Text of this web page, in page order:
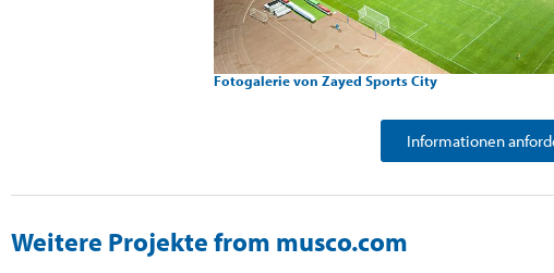
Fotogalerie von Zayed Sports City
Informationen
Weitere Projekte from musco.com